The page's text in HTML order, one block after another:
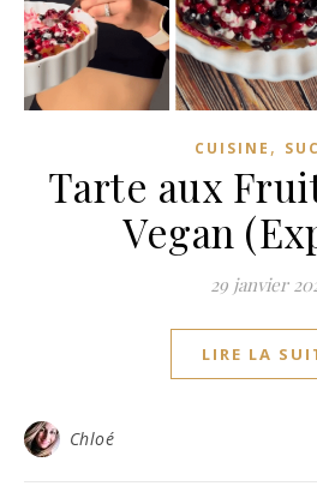
CUISINE ,
Tarte aux
Vegan
29 janvier
LIRE LA
Chloé